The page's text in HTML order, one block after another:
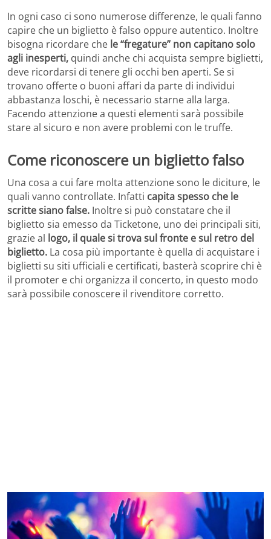
In ogni caso ci sono numerose differenze, le quali fanno
capire che un biglietto è falso oppure autentico. Inoltre
bisogna ricordare che le “fregature” non capitano solo
agli inesperti, quindi anche chi acquista sempre biglietti,
deve ricordarsi di tenere gli occhi ben aperti. Se si
trovano offerte o buoni affari da parte di individui
abbastanza loschi, è necessario starne alla larga.
Facendo attenzione a questi elementi sarà possibile
stare al sicuro e non avere problemi con le truffe.
Come riconoscere un biglietto falso
Una cosa a cui fare molta attenzione sono le diciture, le
quali vanno controllate. Infatti capita spesso che le
scritte siano false. Inoltre si può constatare che il
biglietto sia emesso da Ticketone, uno dei principali siti,
grazie al logo, il quale si trova sul fronte e sul retro del
biglietto. La cosa più importante è quella di acquistare i
biglietti su siti ufficiali e certificati, basterà scoprire chi è
il promoter e chi organizza il concerto, in questo modo
sarà possibile conoscere il rivenditore corretto.